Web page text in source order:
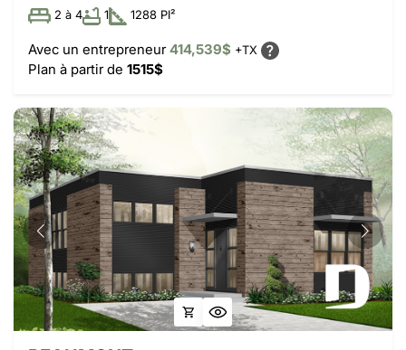
2 à 4 1 1288 PI²
Avec un entrepreneur414,539$ +TX
Plan à partir de 1515$